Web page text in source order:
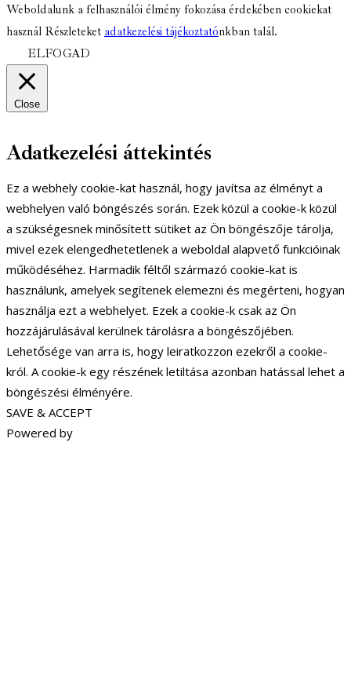
Weboldalunk a felhasználói élmény fokozása érdekében cookiekat
használ Részleteket adatkezelési tájékoztatónkban talál.
ELFOGAD
Close
Adatkezelési áttekintés
Ez a webhely cookie-kat használ, hogy javítsa az élményt a
webhelyen való böngészés során. Ezek közül a cookie-k közül
a szükségesnek minősített sütiket az Ön böngészője tárolja,
mivel ezek elengedhetetlenek a weboldal alapvető funkcióinak
működéséhez. Harmadik féltől származó cookie-kat is
használunk, amelyek segítenek elemezni és megérteni, hogyan
használja ezt a webhelyet. Ezek a cookie-k csak az Ön
hozzájárulásával kerülnek tárolásra a böngészőjében.
Lehetősége van arra is, hogy leiratkozzon ezekről a cookie-
król. A cookie-k egy részének letiltása azonban hatással lehet a
böngészési élményére.
SAVE & ACCEPT
Powered by